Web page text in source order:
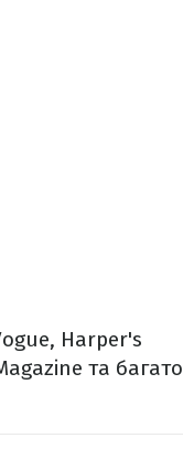
Harper's
та багато